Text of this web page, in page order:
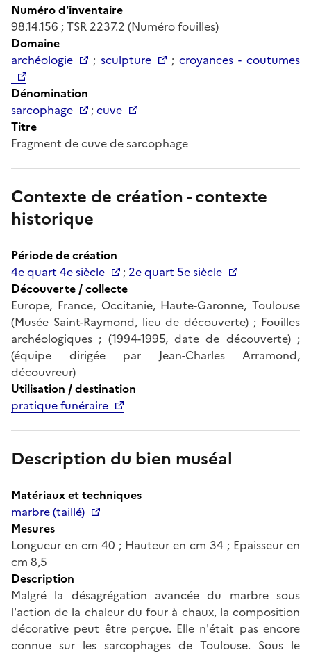
Numéro d'inventaire
98.14.156 ; TSR 2237.2 (Numéro fouilles)
Domaine
archéologie
; sculpture ; croyances - coutumes
Dénomination
sarcophage
;cuve
Titre
Fragment de cuve de sarcophage
Contexte de création - contexte
historique
Période de création
4e quart 4e siècle
; 2e quart 5e siècle
Découverte / collecte
Europe, France, Occitanie, Haute-Garonne, Toulouse
(Musée Saint-Raymond, lieu de découverte) ; Fouilles
archéologiques ; (1994-1995, date de découverte) ;
(équipe dirigée par Jean-Charles Arramond,
découvreur)
Utilisation / destination
pratique funéraire
Description du bien muséal
Matériaux et techniques
marbre (taillé)
Mesures
Longueur en cm 40 ; Hauteur en cm 34 ; Epaisseur en
cm 8,5
Description
Malgré la désagrégation avancée du marbre sous
l'action de la chaleur du four à chaux, la composition
décorative peut être perçue. Elle n'était pas encore
connue sur les sarcophages de Toulouse. Sous le